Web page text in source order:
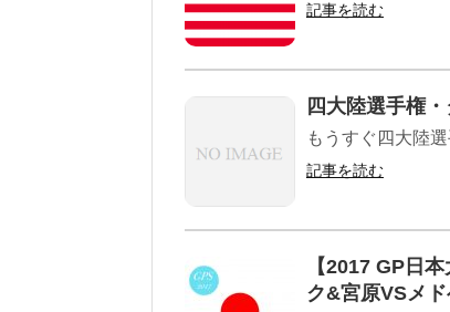
記事を読む
四大陸選手権
もうすぐ四大陸
記事を読む
【2017 GP日
ク&宮原VSメ